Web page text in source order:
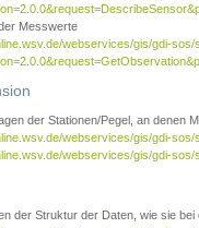
Messwerte
webservices/gis/gdi-sos/
der Stationen/Pegel, an denen
webservices/gis/gdi-
webservices/gis/gdi-
der Struktur der Daten, wie sie